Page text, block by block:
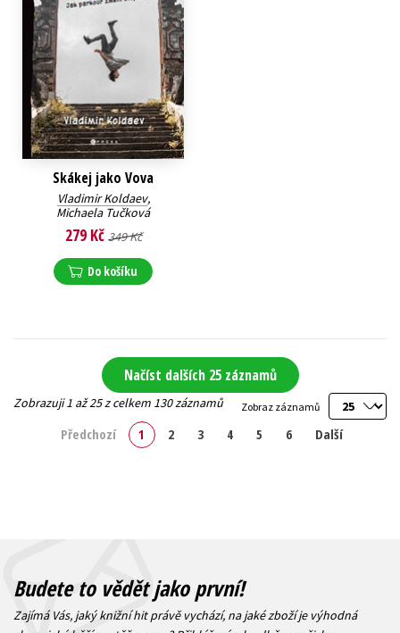
Skákej jako Vova
Vladimir Koldaev,
Michaela Tučková
279 Kč 349 Kč
Do košíku
Načíst dalších 25 záznamů
Zobraz záznamů
Zobrazuji 1 až 25 z celkem 130 záznamů
Předchozí 1 2 3 4 5 6 Další
Budete to vědět jako první!
Zajímá Vás, jaký knižní hit právě vychází, na jaké zboží je výhodná